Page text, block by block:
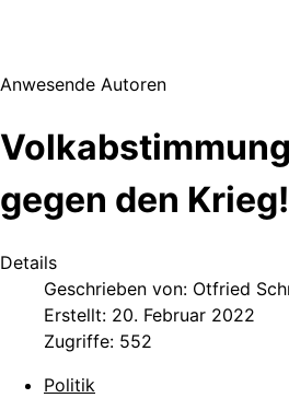
Anwesende Autoren
gegen den Krieg!
Details
Geschrieben von: Otfried
Erstellt: 20. Februar 2022
Zugriffe: 552
Politik